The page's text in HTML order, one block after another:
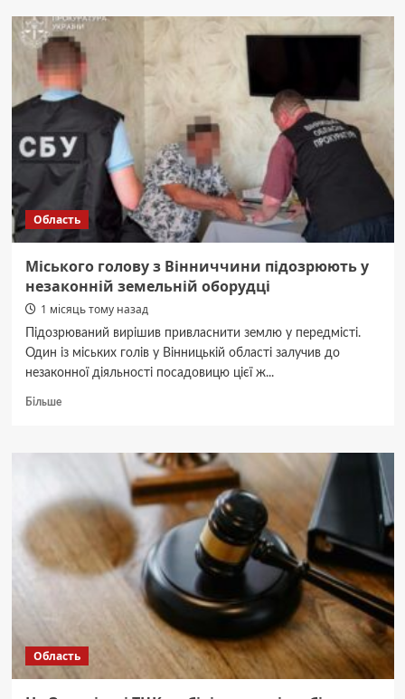
Вінниччині
у
річці
втопився
чоловік
Область
Міського голову з Вінниччини підозрюють у
незаконній земельній оборудці
1 місяць тому назад
Підозрюваний вирішив привласнити землю у передмісті.
Один із міських голів у Вінницькій області залучив до
незаконної діяльності посадовицю цієї ж...
БільшеДокладніше
голову
підозрюють
земельній
оборудці
Область